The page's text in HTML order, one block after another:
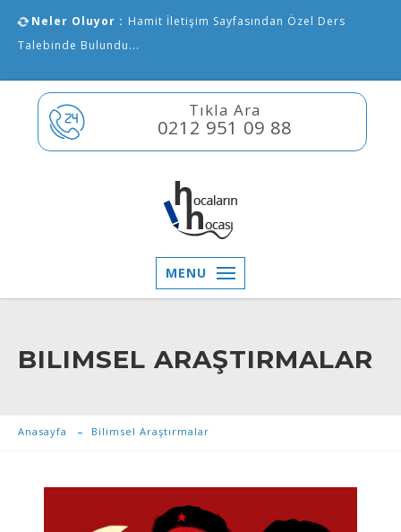
Neler Oluyor : Hamit İletişim Sayfasından Özel Ders
Talebinde Bulundu...
Tıkla Ara
0212 951 09 88
MENU
BILIMSEL ARAŞTIRMALAR
Anasayfa Bilimsel Araştırmalar